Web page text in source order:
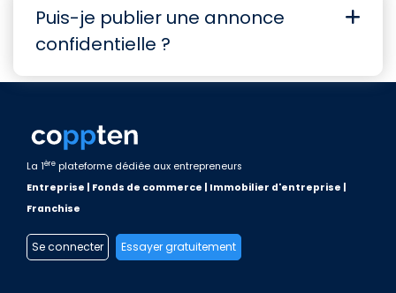
Puis-je publier une annonce
confidentielle ?
La 1ère plateforme dédiée aux entrepreneurs
Entreprise | Fonds de commerce | Immobilier d'entreprise |
Franchise
Se connecter Essayer gratuitement